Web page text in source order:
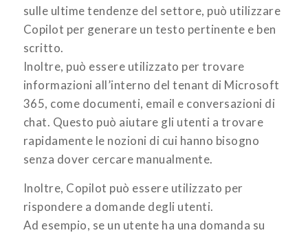
sulle ultime tendenze del settore, può utilizzare
Copilot per generare un testo pertinente e ben
scritto.
Inoltre, può essere utilizzato per trovare
informazioni all’interno del tenant di Microsoft
365, come documenti, email e conversazioni di
chat. Questo può aiutare gli utenti a trovare
rapidamente le nozioni di cui hanno bisogno
senza dover cercare manualmente.
Inoltre, Copilot può essere utilizzato per
rispondere a domande degli utenti.
Ad esempio, se un utente ha una domanda su